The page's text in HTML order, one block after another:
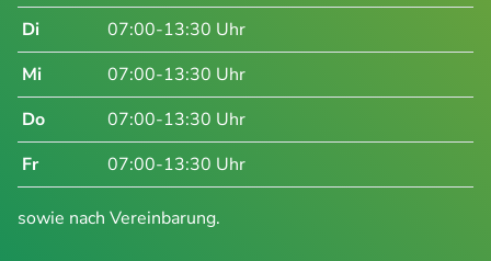
Di
07:00-13:30 Uhr
Mi
07:00-13:30 Uhr
Do
07:00-13:30 Uhr
Fr
07:00-13:30 Uhr
sowie nach Vereinbarung.